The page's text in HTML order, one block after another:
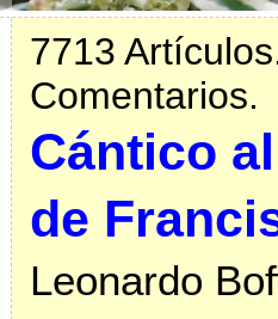
7713
Comentarios.
Cántico
de
Leonardo